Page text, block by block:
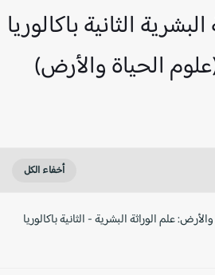
الثانية باكالوريا
الحياة والأرض)
الوراثة البشرية - الثانية باكالوريا